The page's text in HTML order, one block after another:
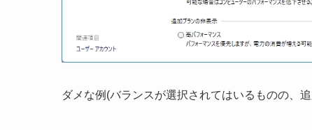
ダメな例(バランスが選択されてはいるものの、